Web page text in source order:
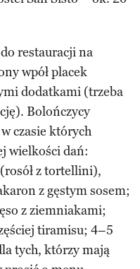
restauracji na
wpół placek
dodatkami (trzeba
Bolończycy
czasie których
wielkości dań:
z tortellini),
z gęstym sosem;
z ziemniakami;
tiramisu; 4–5
tych, którzy mają